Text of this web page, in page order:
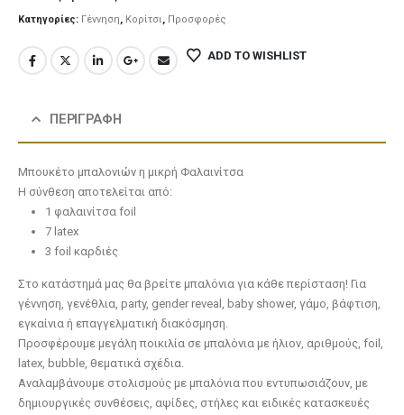
Κατηγορίες: Γέννηση, Κορίτσι, Προσφορές
ADD TO WISHLIST
ΠΕΡΙΓΡΑΦΉ
Μπουκέτο μπαλονιών η μικρή Φαλαινίτσα
Η σύνθεση αποτελείται από:
1 φαλαινίτσα foil
7 latex
3 foil καρδιές
Στο κατάστημά μας θα βρείτε μπαλόνια για κάθε περίσταση! Για
γέννηση, γενέθλια, party, gender reveal, baby shower, γάμο, βάφτιση,
εγκαίνια ή επαγγελματική διακόσμηση.
Προσφέρουμε μεγάλη ποικιλία σε μπαλόνια με ήλιον, αριθμούς, foil,
latex, bubble, θεματικά σχέδια.
Αναλαμβάνουμε στολισμούς με μπαλόνια που εντυπωσιάζουν, με
δημιουργικές συνθέσεις, αψίδες, στήλες και ειδικές κατασκευές